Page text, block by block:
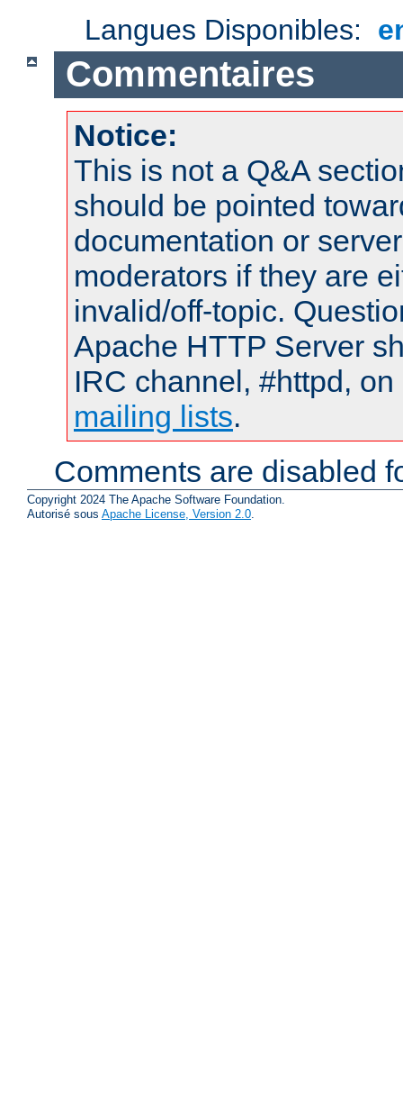
Langues Disponibles:
Commentaires
Notice:
This is not a Q&A
should be pointed
documentation or
moderators if they are
invalid/off-topic.
Apache HTTP Server
IRC channel, #httpd,
mailing lists.
Comments are disabled
Copyright 2024 The Apache Software Foundation.
Autorisé sous Apache License, Version 2.0